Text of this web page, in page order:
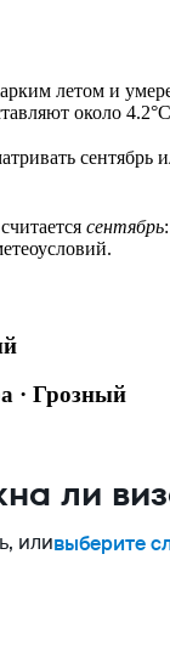
летом и
около
сентябрь
сентябрь
· Грозный
ли
иливыберите